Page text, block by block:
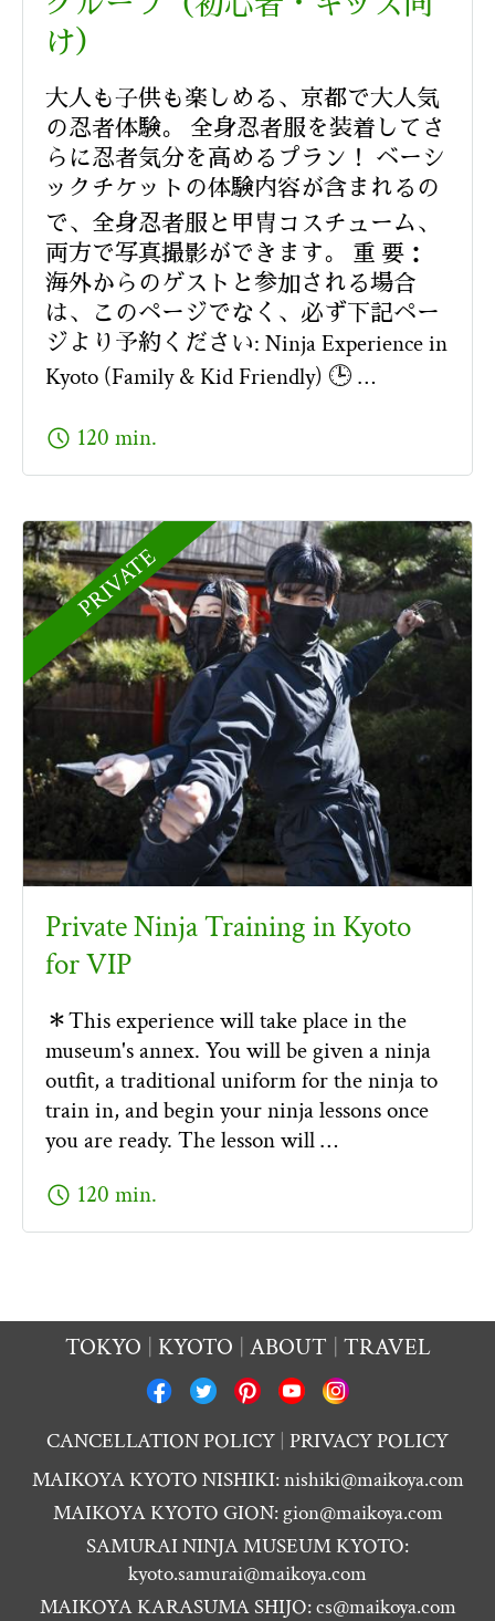
け）
大人も子供も楽しめる、京都で大人気
の忍者体験。 全身忍者服を装着してさ
らに忍者気分を高めるプラン！ ベーシ
ックチケットの体験内容が含まれるの
で、全身忍者服と甲冑コスチューム、
両方で写真撮影ができます。 重 要：
海外からのゲストと参加される場合
は、このページでなく、必ず下記ペー
ジより予約ください: Ninja Experience in
Kyoto (Family & Kid Friendly) 🕒 …
schedule 120 min.
PRIVATE
Private Ninja Training in Kyoto
for VIP
＊This experience will take place in the
museum's annex. You will be given a ninja
outfit, a traditional uniform for the ninja to
train in, and begin your ninja lessons once
you are ready. The lesson will …
schedule 120 min.
TOKYO KYOTO ABOUT TRAVEL
CANCELLATION POLICY PRIVACY POLICY
MAIKOYA KYOTO NISHIKI:nishiki@maikoya.com
MAIKOYA KYOTO GION:gion@maikoya.com
SAMURAI NINJA MUSEUM KYOTO:
kyoto.samurai@maikoya.com
MAIKOYA KARASUMA SHIJO:cs@maikoya.com